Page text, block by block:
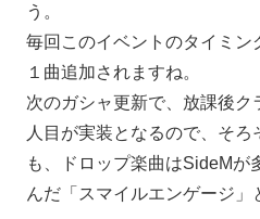
う。
毎回このイベントのタイミン
１曲追加されますね。
次のガシャ更新で、放課後ク
人目が実装となるので、そ
も、ドロップ楽曲はSideM
んだ「スマイルエンゲージ」